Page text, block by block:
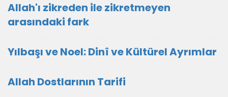
Allah'ı zikreden ile zikretmeyen
arasındaki fark
Yılbaşı ve Noel: Dinî ve Kültürel Ayrımlar
Allah Dostlarının Tarifi